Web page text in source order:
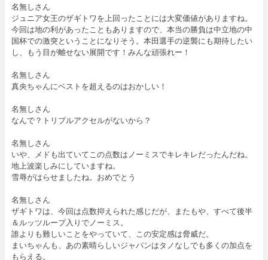
名無しさん
ジュニア女王のザギトワを上回ったことには大変価値がありますね。
今回は地の利があったこともありますので、本当の勝負は中立地の中
国杯での激突ということになりそう。本田選手の逆襲にも期待したい
し、もう目が離せない展開です！みんな頑張れー！
名無しさん
真央ちゃんにベストを超えるのはおかしい！
名無しさん
なんで？トリプルアクセルがないから？
名無しさん
いや、メドも出ていてこの点数はノーミスでキレキレだったんだね。
地上波楽しみにしていますね。
雪辱がはらせましたね。おめでとう
名無しさん
ザギトワは、今回は点数抑えられた感じだが、またもや、すべて後半
＆ルッツループ入りでノーミス。
誰よりも難しいことをやっていて、この安定感は脅威だ。
まいちゃんも、あの素晴らしいジャパンはタノなしでも多くの加点を
もらえる。